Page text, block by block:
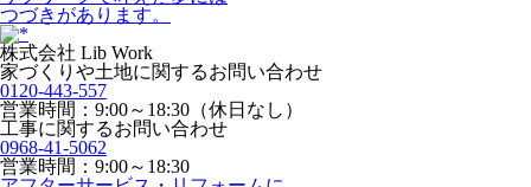
つづきがあります。
株式会社 Lib Work
家づくりや土地に関するお問い合わせ
0120-443-557
営業時間：9:00～18:30（休日なし）
工事に関するお問い合わせ
0968-41-5062
営業時間：9:00～18:30